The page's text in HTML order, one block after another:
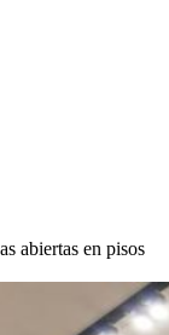
abiertas en pisos